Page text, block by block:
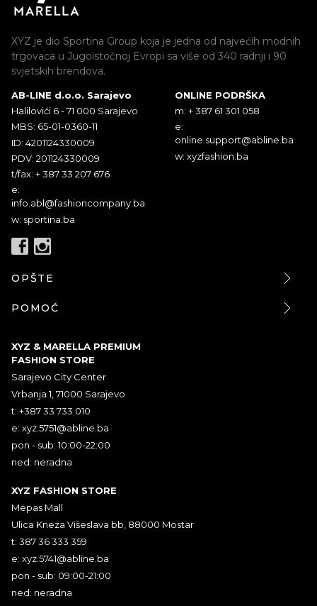
XYZ je dio Sportina Group koja je jedna od najvećih modnih
trgovaca u Jugoistočnoj Evropi sa više od 340 radnji i 90
svjetskih brendova.
AB-LINE d.o.o. Sarajevo
Halilovići 6 - 71 000 Sarajevo
MBS: 65-01-0360-11
ID: 4201124330009
PDV: 201124330009
t/fax: + 387 33 207 676
e:
info.abl@fashioncompany.ba
w: sportina.ba
ONLINE PODRŠKA
m: + 387 61 301 058
e:
online.support@abline.ba
w: xyzfashion.ba
OPŠTE
POMOĆ
XYZ & MARELLA PREMIUM
FASHION STORE
Sarajevo City Center
Vrbanja 1, 71000 Sarajevo
t: +387 33 733 010
e: xyz.5751@abline.ba
pon - sub: 10:00-22:00
ned: neradna
XYZ FASHION STORE
Mepas Mall
Ulica Kneza Višeslava bb, 88000 Mostar
t: 387 36 333 359
e: xyz.5741@abline.ba
pon - sub: 09:00-21:00
ned: neradna